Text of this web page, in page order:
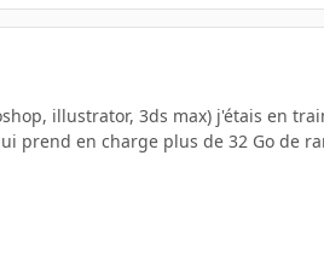
illustrator, 3ds max) j'étais en
prend en charge plus de 32 Go de